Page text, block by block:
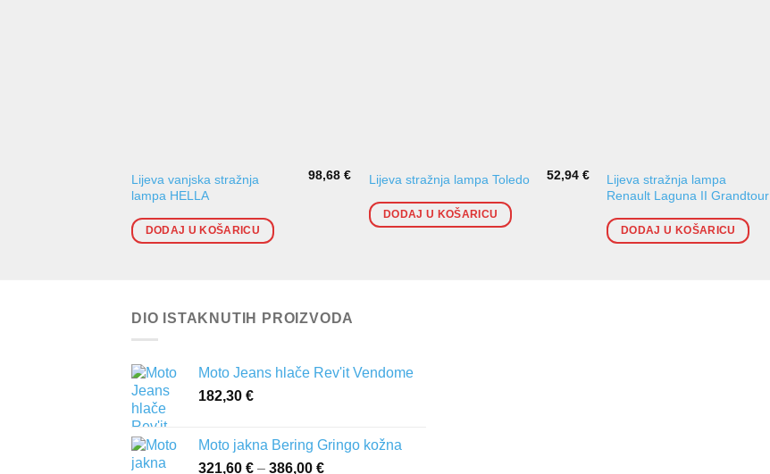
Lijeva vanjska stražnja
lampa HELLA
98,68€
DODAJ U KOŠARICU
Lijeva stražnja lampa Toledo 52,94 €
DODAJ U KOŠARICU
Lijeva stražnja lampa
Renault Laguna II Grandtour
DODAJ U KOŠARICU
DIO ISTAKNUTIH PROIZVODA
Moto Jeans hlače Rev'it Vendome
182,30 €
Moto jakna Bering Gringo kožna
321,60 € – 386,00 €